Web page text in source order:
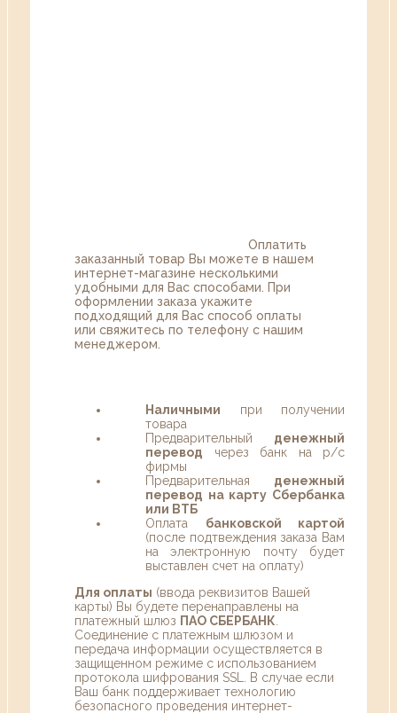
Оплатить
заказанный товар Вы можете в нашем
интернет-магазине несколькими
удобными для Вас способами. При
оформлении заказа укажите
подходящий для Вас способ оплаты
или свяжитесь по телефону с нашим
менеджером.
Наличными при получении
товара
Предварительный денежный
перевод через банк на р/с
фирмы
Предварительная денежный
перевод на карту Сбербанка
или ВТБ
Оплата банковской картой
(после подтвеждения заказа Вам
на электронную почту будет
выставлен счет на оплату)
Для оплаты (ввода реквизитов Вашей
карты) Вы будете перенаправлены на
платежный шлюз ПАО СБЕРБАНК
Соединение с платежным шлюзом и
передача информации осуществляется в
защищенном режиме с использованием
протокола шифрования SSL. В случае если
Ваш банк поддерживает технологию
безопасного проведения интернет-